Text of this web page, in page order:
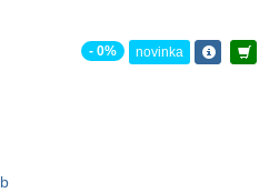
- 0% novinka